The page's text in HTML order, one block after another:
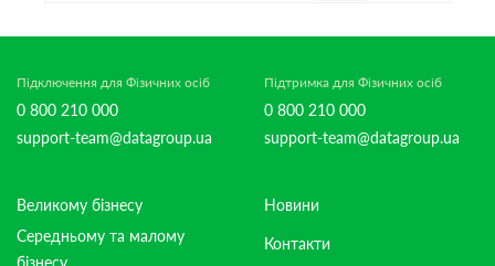
Підключення для Фізичних осіб
0 800 210 000
support-team@datagroup.ua
Підтримка для Фізичних осіб
0 800 210 000
support-team@datagroup.ua
Великому бізнесу
Середньому та малому
бізнесу
Новини
Контакти